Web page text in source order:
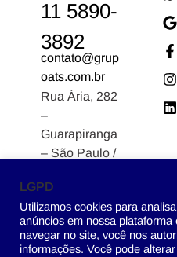
11 5890-
3892
contato@grup
oats.com.br
Rua Ária, 282
–
Guarapiranga
– São Paulo /
04902-170
LGPD
Utilizamos cookies para
anúncios em nossa
navegar no site, você nos
informações. Você pode